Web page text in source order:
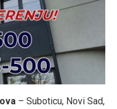
– Suboticu, Novi Sad,